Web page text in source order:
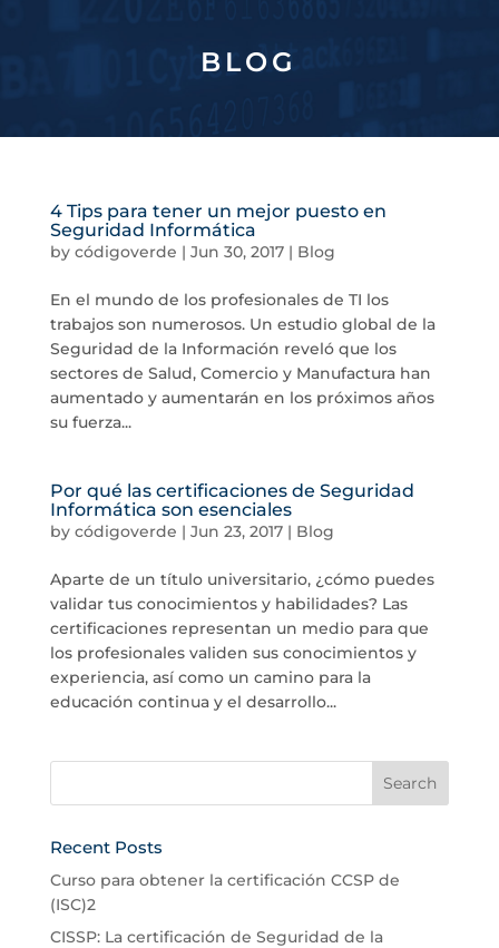
BLOG
4 Tips para tener un mejor puesto en
Seguridad Informática
by códigoverde | Jun 30, 2017| Blog
En el mundo de los profesionales de TI los
trabajos son numerosos. Un estudio global de la
Seguridad de la Información reveló que los
sectores de Salud, Comercio y Manufactura han
aumentado y aumentarán en los próximos años
su fuerza...
Por qué las certificaciones de Seguridad
Informática son esenciales
by códigoverde | Jun 23, 2017| Blog
Aparte de un título universitario, ¿cómo puedes
validar tus conocimientos y habilidades? Las
certificaciones representan un medio para que
los profesionales validen sus conocimientos y
experiencia, así como un camino para la
educación continua y el desarrollo...
Recent Posts
Curso para obtener la certificación CCSP de
(ISC)2
CISSP: La certificación de Seguridad de la